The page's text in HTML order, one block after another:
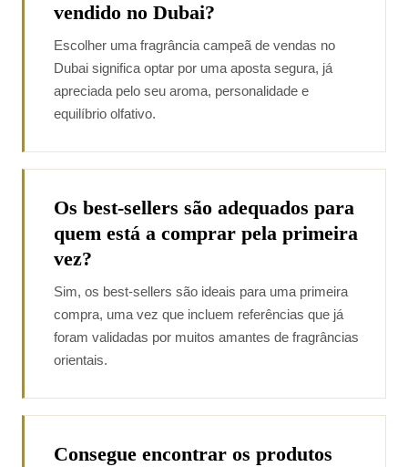
vendido no Dubai?
Escolher uma fragrância campeã de vendas no
Dubai significa optar por uma aposta segura, já
apreciada pelo seu aroma, personalidade e
equilíbrio olfativo.
Os best-sellers são adequados para
quem está a comprar pela primeira
vez?
Sim, os best-sellers são ideais para uma primeira
compra, uma vez que incluem referências que já
foram validadas por muitos amantes de fragrâncias
orientais.
Consegue encontrar os produtos